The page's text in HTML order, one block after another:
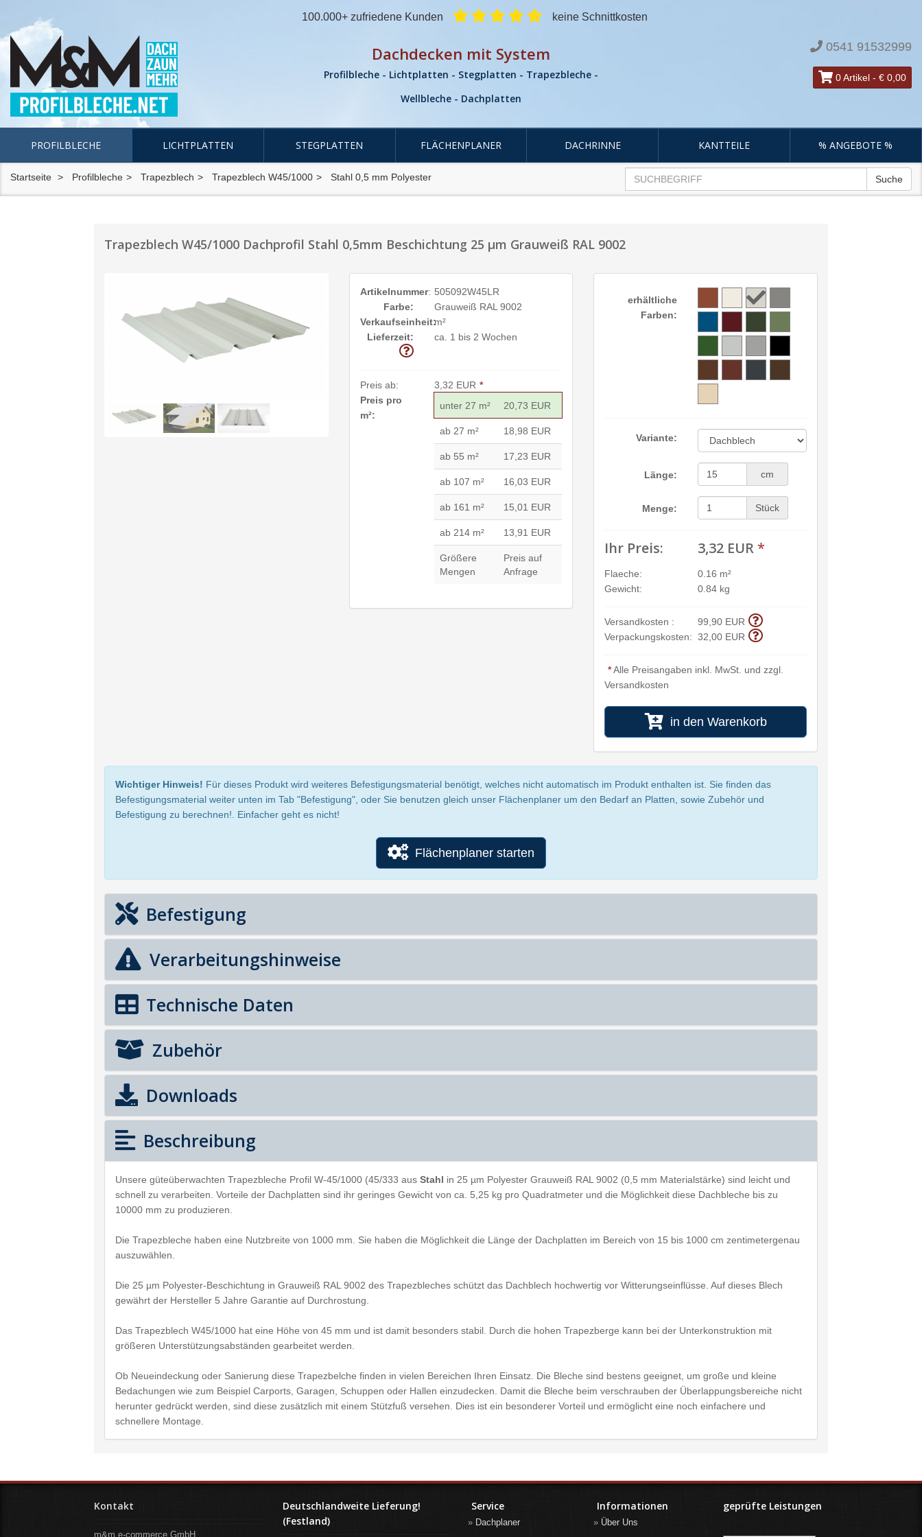
100.000+ zufriedene Kunden keine Schnittkosten
Dachdecken mit System
Profilbleche - Lichtplatten - Stegplatten - Trapezbleche -
Wellbleche - Dachplatten
0541 91532999
0 Artikel - € 0,00
PROFILBLECHE LICHTPLATTEN STEGPLATTEN FLÄCHENPLANER DACHRINNE KANTTEILE % ANGEBOTE %
Startseite Profilbleche Trapezblech Trapezblech W45/1000 Stahl 0,5 mm Polyester Suche
Trapezblech W45/1000 Dachprofil Stahl 0,5mm Beschichtung 25 µm Grauweiß RAL 9002
Artikelnummer: 505092W45LR
Farbe:
Grauweiß RAL 9002
Verkaufseinheit:m²
Lieferzeit:
ca. 1 bis 2 Wochen
Preis ab: 3,32 EUR *
Preis pro
m²:
unter 27 m² 20,73 EUR
ab 27 m² 18,98 EUR
ab 55 m² 17,23 EUR
ab 107 m² 16,03 EUR
ab 161 m² 15,01 EUR
ab 214 m² 13,91 EUR
Größere
Mengen
Preis auf
Anfrage
erhältliche
Farben:
Variante:
Länge: cm
Menge: Stück
Ihr Preis: 3,32 EUR *
Flaeche:
0.16 m²
Gewicht:
0.84 kg
Versandkosten :
99,90 EUR
Verpackungskosten: 32,00 EUR
*Alle Preisangaben inkl. MwSt. und zzgl.
Versandkosten
in den Warenkorb
Wichtiger Hinweis! Für dieses Produkt wird weiteres Befestigungsmaterial benötigt, welches nicht automatisch im Produkt enthalten ist. Sie finden das
Befestigungsmaterial weiter unten im Tab "Befestigung", oder Sie benutzen gleich unser Flächenplaner um den Bedarf an Platten, sowie Zubehör und
Befestigung zu berechnen!. Einfacher geht es nicht!
Flächenplaner starten
Befestigung
Verarbeitungshinweise
Technische Daten
Zubehör
Downloads
Beschreibung
Unsere güteüberwachten Trapezbleche Profil W-45/1000 (45/333 aus Stahl in 25 µm Polyester Grauweiß RAL 9002 (0,5 mm Materialstärke) sind leicht und
schnell zu verarbeiten. Vorteile der Dachplatten sind ihr geringes Gewicht von ca. 5,25 kg pro Quadratmeter und die Möglichkeit diese Dachbleche bis zu
10000 mm zu produzieren.
Die Trapezbleche haben eine Nutzbreite von 1000 mm. Sie haben die Möglichkeit die Länge der Dachplatten im Bereich von 15 bis 1000 cm zentimetergenau
auszuwählen.
Die 25 µm Polyester-Beschichtung in Grauweiß RAL 9002 des Trapezbleches schützt das Dachblech hochwertig vor Witterungseinflüsse. Auf dieses Blech
gewährt der Hersteller 5 Jahre Garantie auf Durchrostung.
Das Trapezblech W45/1000 hat eine Höhe von 45 mm und ist damit besonders stabil. Durch die hohen Trapezberge kann bei der Unterkonstruktion mit
größeren Unterstützungsabständen gearbeitet werden.
Ob Neueindeckung oder Sanierung diese Trapezbelche finden in vielen Bereichen Ihren Einsatz. Die Bleche sind bestens geeignet, um große und kleine
Bedachungen wie zum Beispiel Carports, Garagen, Schuppen oder Hallen einzudecken. Damit die Bleche beim verschrauben der Überlappungsbereiche nicht
herunter gedrückt werden, sind diese zusätzlich mit einem Stützfuß versehen. Dies ist ein besonderer Vorteil und ermöglicht eine noch einfachere und
schnellere Montage.
Kontakt
m&m e-commerce GmbH
Deutschlandweite Lieferung!
(Festland)
Service
Dachplaner
Informationen
Über Uns
geprüfte Leistungen